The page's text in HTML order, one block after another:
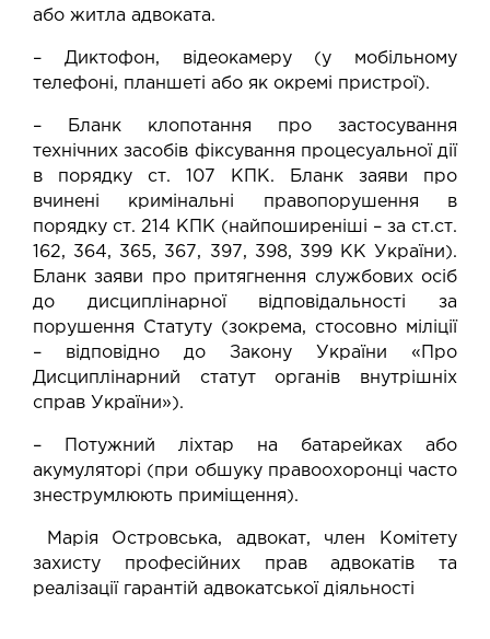
або житла адвоката.
– Диктофон, відеокамеру (у мобільному
телефоні, планшеті або як окремі пристрої).
– Бланк клопотання про застосування
технічних засобів фіксування процесуальної дії
в порядку ст. 107 КПК. Бланк заяви про
вчинені кримінальні правопорушення в
порядку ст. 214 КПК (найпоширеніші – за ст.ст.
162, 364, 365, 367, 397, 398, 399 КК України).
Бланк заяви про притягнення службових осіб
до дисциплінарної відповідальності за
порушення Статуту (зокрема, стосовно міліції
– відповідно до Закону України «Про
Дисциплінарний статут органів внутрішніх
справ України»).
– Потужний ліхтар на батарейках або
акумуляторі (при обшуку правоохоронці часто
знеструмлюють приміщення).
Марія Островська, адвокат, член Комітету
захисту професійних прав адвокатів та
реалізації гарантій адвокатської діяльності